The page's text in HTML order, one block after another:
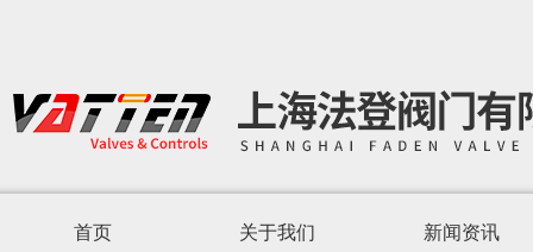
首页 关于我们 新闻资讯